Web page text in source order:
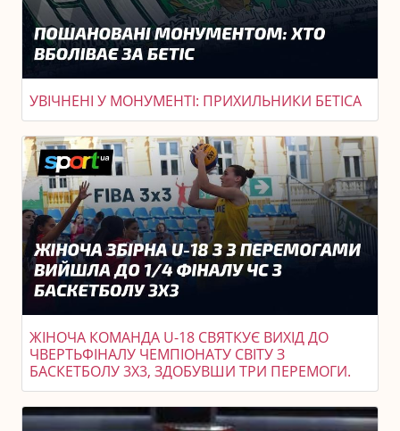
УВІЧНЕНІ У МОНУМЕНТІ: ПРИХИЛЬНИКИ БЕТІСА
ЖІНОЧА КОМАНДА U-18 СВЯТКУЄ ВИХІД ДО
ЧВЕРТЬФІНАЛУ ЧЕМПІОНАТУ СВІТУ З
БАСКЕТБОЛУ 3X3, ЗДОБУВШИ ТРИ ПЕРЕМОГИ.